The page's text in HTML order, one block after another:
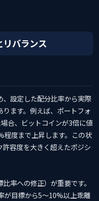
リバランス
、設定した配分比率から実際
ます。例えば、ポートフォ
合、ビットコインが3倍に値
程度まで上昇します。この状
容度を大きく超えたポジシ
率への修正）が重要です。
が目標から5〜10%以上乖離